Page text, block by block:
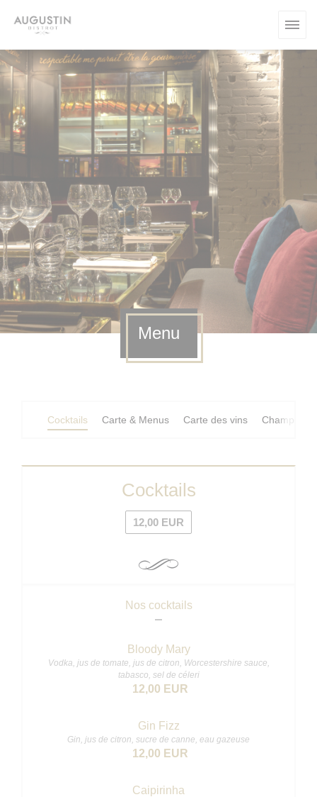
Menu
Cocktails Carte & Menus Carte des vins
Cocktails
12,00 EUR
Nos cocktails
Bloody Mary
Vodka, jus de tomate, jus de citron, Worcestershire sauce,
tabasco, sel de céleri
12,00 EUR
Gin Fizz
Gin, jus de citron, sucre de canne, eau gazeuse
12,00 EUR
Caipirinha